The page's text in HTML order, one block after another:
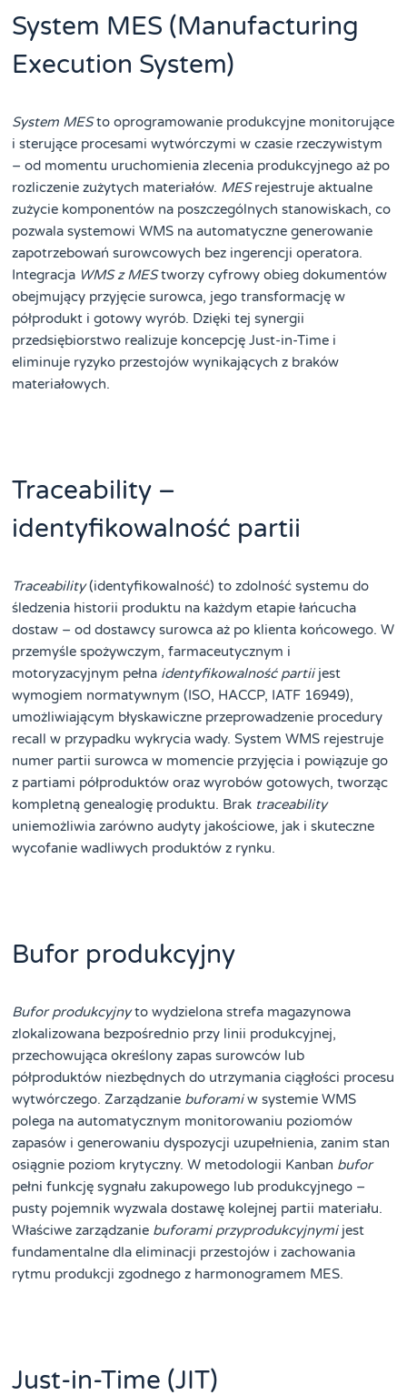
System MES (Manufacturing
Execution System)
System MESto oprogramowanie produkcyjne monitorujące
i sterujące procesami wytwórczymi w czasie rzeczywistym
– od momentu uruchomienia zlecenia produkcyjnego aż po
rozliczenie zużytych materiałów. MESrejestruje aktualne
zużycie komponentów na poszczególnych stanowiskach, co
pozwala systemowi WMS na automatyczne generowanie
zapotrzebowań surowcowych bez ingerencji operatora.
Integracja WMS z MEStworzy cyfrowy obieg dokumentów
obejmujący przyjęcie surowca, jego transformację w
półprodukt i gotowy wyrób. Dzięki tej synergii
przedsiębiorstwo realizuje koncepcję Just-in-Time i
eliminuje ryzyko przestojów wynikających z braków
materiałowych.
Traceability –
identyfikowalność partii
Traceability(identyfikowalność) to zdolność systemu do
śledzenia historii produktu na każdym etapie łańcucha
dostaw – od dostawcy surowca aż po klienta końcowego. W
przemyśle spożywczym, farmaceutycznym i
motoryzacyjnym pełna identyfikowalność partiijest
wymogiem normatywnym (ISO, HACCP, IATF 16949),
umożliwiającym błyskawiczne przeprowadzenie procedury
recall w przypadku wykrycia wady. System WMS rejestruje
numer partii surowca w momencie przyjęcia i powiązuje go
z partiami półproduktów oraz wyrobów gotowych, tworząc
kompletną genealogię produktu. Brak traceability
uniemożliwia zarówno audyty jakościowe, jak i skuteczne
wycofanie wadliwych produktów z rynku.
Bufor produkcyjny
Bufor produkcyjnyto wydzielona strefa magazynowa
zlokalizowana bezpośrednio przy linii produkcyjnej,
przechowująca określony zapas surowców lub
półproduktów niezbędnych do utrzymania ciągłości procesu
wytwórczego. Zarządzanie buforamiw systemie WMS
polega na automatycznym monitorowaniu poziomów
zapasów i generowaniu dyspozycji uzupełnienia, zanim stan
osiągnie poziom krytyczny. W metodologii Kanban bufor
pełni funkcję sygnału zakupowego lub produkcyjnego –
pusty pojemnik wyzwala dostawę kolejnej partii materiału.
Właściwe zarządzanie buforami przyprodukcyjnymijest
fundamentalne dla eliminacji przestojów i zachowania
rytmu produkcji zgodnego z harmonogramem MES.
Just-in-Time (JIT)